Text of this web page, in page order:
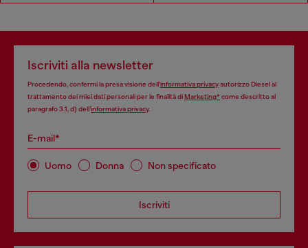
Iscriviti alla newsletter
Procedendo, confermi la presa visione dell’informativa privacyautorizzo Diesel al
trattamento dei miei dati personali per le finalità diMarketing*come descritto al
paragrafo 3.1, d) dell’informativa privacy.
E-mail*
Uomo Donna Non specificato
Iscriviti